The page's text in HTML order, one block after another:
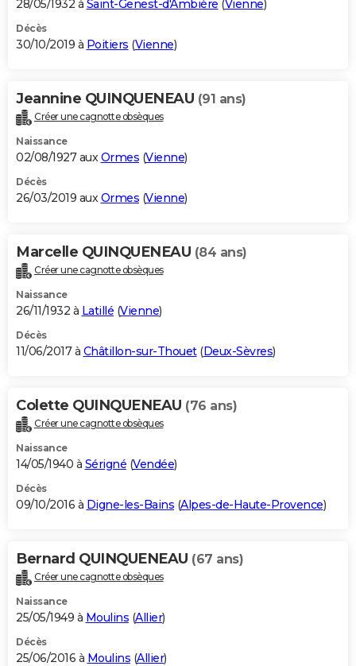
28/05/1932 à Saint-Genest-d'Ambière (Vienne)
Décès
30/10/2019 à Poitiers (Vienne)
Jeannine QUINQUENEAU (91 ans)
Créer une cagnotte obsèques
Naissance
02/08/1927 auxOrmes (Vienne)
Décès
26/03/2019 auxOrmes (Vienne)
Marcelle QUINQUENEAU (84 ans)
Créer une cagnotte obsèques
Naissance
26/11/1932 à Latillé (Vienne)
Décès
11/06/2017 à Châtillon-sur-Thouet(Deux-Sèvres)
Colette QUINQUENEAU (76 ans)
Créer une cagnotte obsèques
Naissance
14/05/1940 à Sérigné (Vendée)
Décès
09/10/2016 à Digne-les-Bains (Alpes-de-Haute-Provence)
Bernard QUINQUENEAU (67 ans)
Créer une cagnotte obsèques
Naissance
25/05/1949 à Moulins (Allier)
Décès
25/06/2016 à Moulins (Allier)